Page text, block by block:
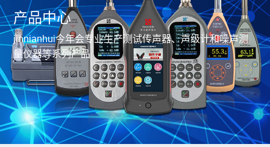
产品中心
jinnianhui今年会专业生产测试传声器、声级计和噪声测
量仪器等系列产品